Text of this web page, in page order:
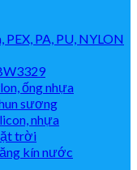
PA, PU, NYLON
ống nhựa
sương
nhựa
trời
kín nước